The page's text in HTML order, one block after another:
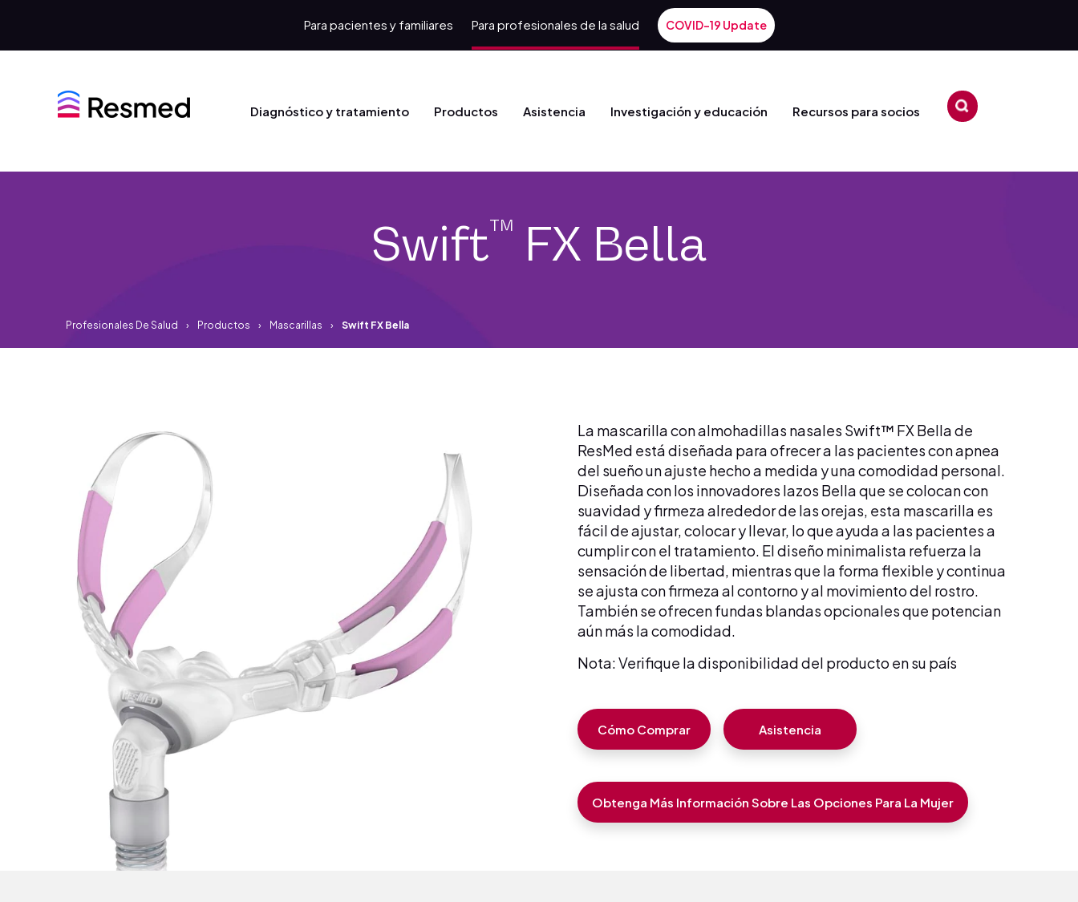
Para pacientes y familiares Para profesionales de la salud COVID-19 Update
Diagnóstico y tratamiento Productos Asistencia Investigación y educación Recursos para socios
SwiftTM FX Bella
Profesionales De Salud Productos Mascarillas Swift FX Bella
La mascarilla con almohadillas nasales Swift™ FX Bella de
ResMed está diseñada para ofrecer a las pacientes con apnea
del sueño un ajuste hecho a medida y una comodidad personal.
Diseñada con los innovadores lazos Bella que se colocan con
suavidad y firmeza alrededor de las orejas, esta mascarilla es
fácil de ajustar, colocar y llevar, lo que ayuda a las pacientes a
cumplir con el tratamiento. El diseño minimalista refuerza la
sensación de libertad, mientras que la forma flexible y continua
se ajusta con firmeza al contorno y al movimiento del rostro.
También se ofrecen fundas blandas opcionales que potencian
aún más la comodidad.
Nota: Verifique la disponibilidad del producto en su país
Cómo Comprar Asistencia
Obtenga Más Información Sobre Las Opciones Para La Mujer